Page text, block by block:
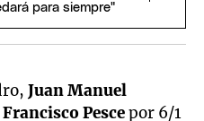
para siempre"
Juan Manuel
Pescepor 6/1